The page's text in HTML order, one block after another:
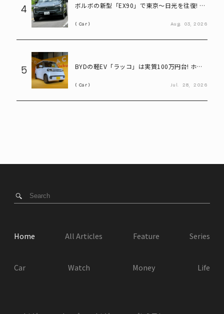
4
ボルボの新型「EX90」で東京～日光を往復! い
Car Aug. 03, 2026
5
BYDの軽EV「ラッコ」は実質100万円台! ホン
Car Jul. 28, 2026
Home All Articles Feature Series
Car Watch Money Life